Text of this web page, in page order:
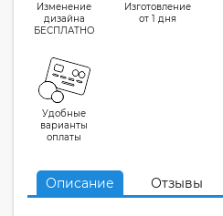
Изменение
дизайна
БЕСПЛАТНО
Изготовление
от 1 дня
Удобные
варианты
оплаты
Описание Отзывы